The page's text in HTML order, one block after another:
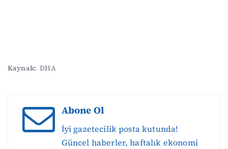
Kaynak: DHA
Abone Ol
İyi gazetecilik posta kutunda!
Güncel haberler, haftalık ekonomi